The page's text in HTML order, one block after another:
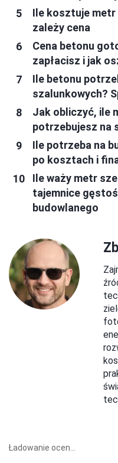
Ile kosztuje metr
zależy cena
Cena betonu
zapłacisz i jak
Ile betonu
szalunkowych?
Jak obliczyć, ile
potrzebujesz na
Ile potrzeba na
po kosztach i
Ile waży metr
tajemnice
budowlanego
Ładowanie ocen...